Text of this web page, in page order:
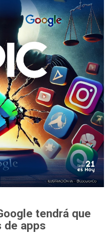
tendrá que
de apps